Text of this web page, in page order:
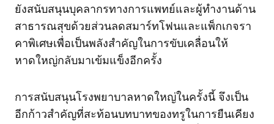
ยังสนับสนุนบุคลากรทางการแพทย์และผู้ทำงานด้าน
สาธารณสุขด้วยส่วนลดสมาร์ทโฟนและแพ็กเกจรา
คาพิเศษเพื่อเป็นพลังสำคัญในการขับเคลื่อนให้
หาดใหญ่กลับมาเข้มแข็งอีกครั้ง
การสนับสนุนโรงพยาบาลหาดใหญ่ในครั้งนี้ จึงเป็น
อีกก้าวสำคัญที่สะท้อนบทบาทของทรูในการยืนเคียง